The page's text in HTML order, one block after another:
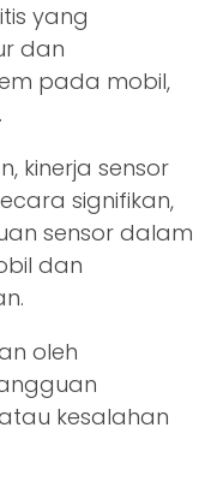
yang
dan
pada mobil,
kinerja sensor
signifikan,
sensor dalam
dan
oleh
kesalahan